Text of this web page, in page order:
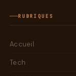
RUBRIQUES
Accueil
Tech